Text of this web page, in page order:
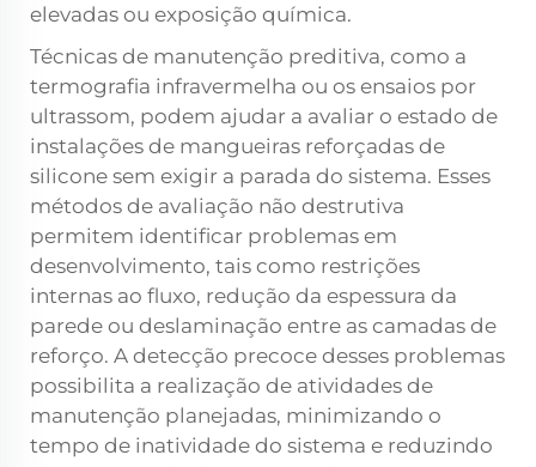
elevadas ou exposição química.
Técnicas de manutenção preditiva, como a
termografia infravermelha ou os ensaios por
ultrassom, podem ajudar a avaliar o estado de
instalações de mangueiras reforçadas de
silicone sem exigir a parada do sistema. Esses
métodos de avaliação não destrutiva
permitem identificar problemas em
desenvolvimento, tais como restrições
internas ao fluxo, redução da espessura da
parede ou deslaminação entre as camadas de
reforço. A detecção precoce desses problemas
possibilita a realização de atividades de
manutenção planejadas, minimizando o
tempo de inatividade do sistema e reduzindo